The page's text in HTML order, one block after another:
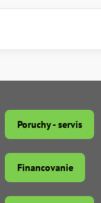
Poruchy - servis
Financovanie